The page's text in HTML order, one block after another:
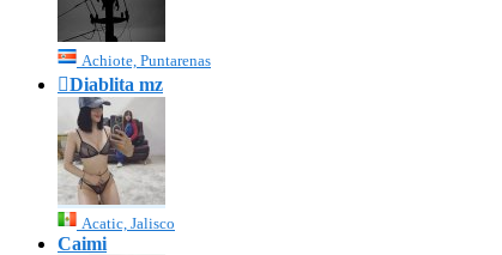
Achiote, Puntarenas
Diablita mz
Acatic, Jalisco
Caimi